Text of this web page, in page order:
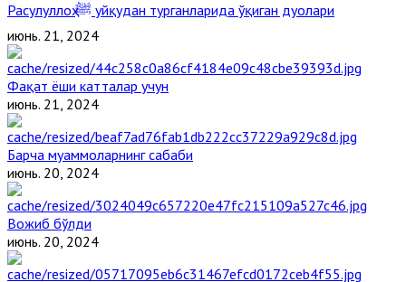
Расулуллоҳ ﷺ уйқудан турганларида ўқиган дуолари
июнь. 21, 2024
Фақат ёши катталар учун
июнь. 21, 2024
Барча муаммоларнинг сабаби
июнь. 20, 2024
Вожиб бўлди
июнь. 20, 2024